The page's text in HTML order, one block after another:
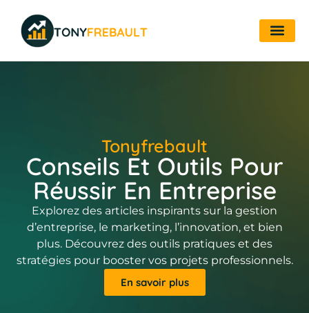
Tonyfrebault
Conseils Et Outils Pour
Réussir En Entreprise
Explorez des articles inspirants sur la gestion
d’entreprise, le marketing, l’innovation, et bien
plus. Découvrez des outils pratiques et des
stratégies pour booster vos projets professionnels.
En savoir plus